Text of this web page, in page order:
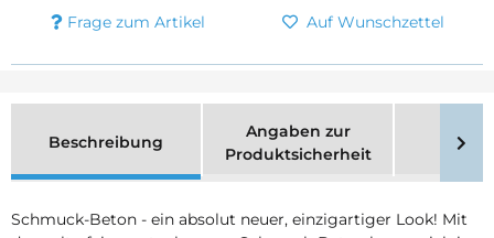
Frage zum Artikel Auf Wunschzettel
Beschreibung
Angaben zur
Produktsicherheit
Schmuck-Beton - ein absolut neuer, einzigartiger Look! Mit